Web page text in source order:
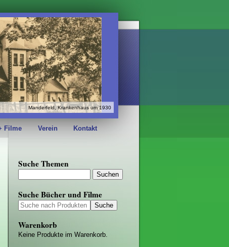
Manderfeld, Krankenhaus um 1930
Filme Verein Kontakt
Suche Themen
Suche Bücher und Filme
Warenkorb
Keine Produkte im Warenkorb.